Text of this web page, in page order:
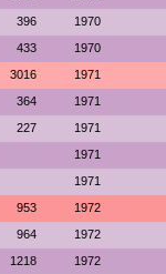
396 1970
433 1970
3016 1971
364 1971
227 1971
1971
1971
953 1972
964 1972
1218 1972